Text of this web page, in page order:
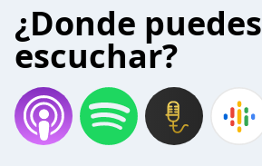
¿Donde puedes
escuchar?